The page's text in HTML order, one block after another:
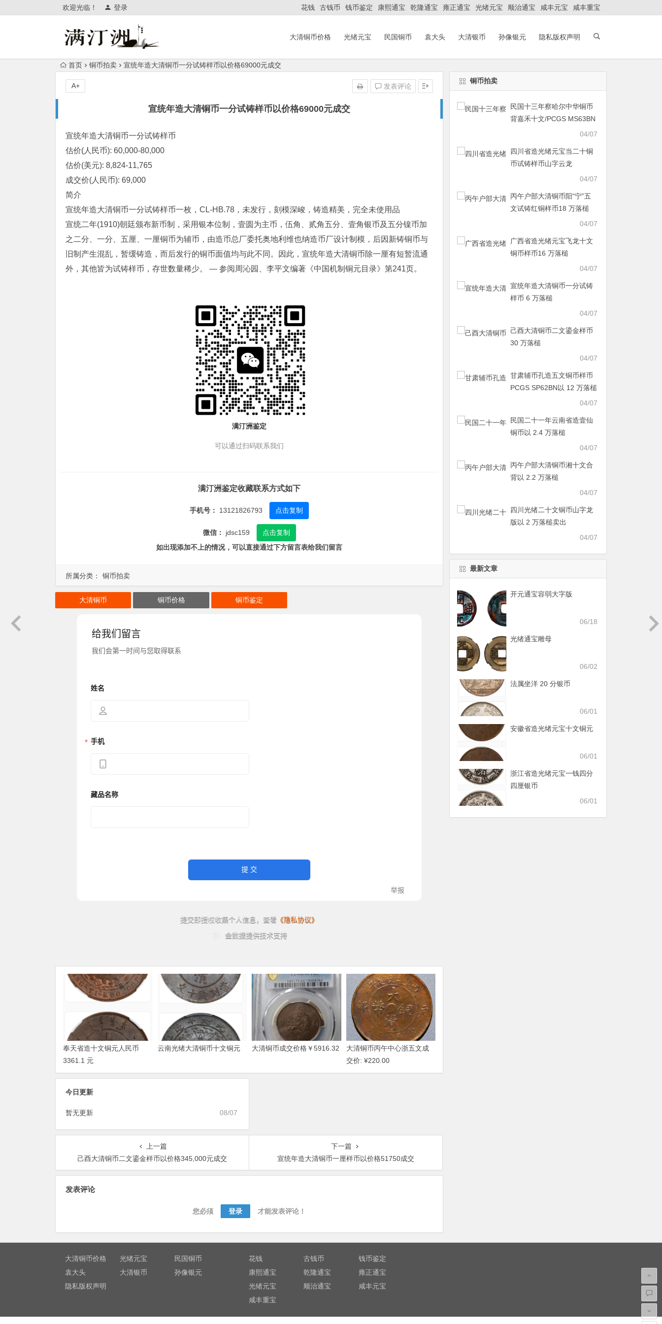
欢迎光临！ 登录 花钱 古钱币 钱币鉴定 康熙通宝 乾隆通宝 雍正通宝 光绪元宝 顺治通宝 咸丰元宝 咸丰重宝
大清铜币价格 光绪元宝 民国铜币 袁大头 大清银币 孙像银元 隐私版权声明
首页 铜币拍卖 宣统年造大清铜币一分试铸样币以价格69000元成交
宣统年造大清铜币一分试铸样币以价格69000元成交
发表评论
A+
所属分类： 铜币拍卖
宣统年造大清铜币一分试铸样币
估价(人民币): 60,000-80,000
估价(美元): 8,824-11,765
成交价(人民币): 69,000
简介
宣统年造大清铜币一分试铸样币一枚，CL-HB.78，未发行，刻模深峻，铸造精美，完全未使用品
宣统二年(1910)朝廷颁布新币制，采用银本位制，壹圆为主币，伍角、贰角五分、壹角银币及五分镍币加
之二分、一分、五厘、一厘铜币为辅币，由造币总厂委托奥地利维也纳造币厂设计制模，后因新铸铜币与
旧制产生混乱，暂缓铸造，而后发行的铜币面值均与此不同。因此，宣统年造大清铜币除一厘有短暂流通
外，其他皆为试铸样币，存世数量稀少。 — 参阅周沁园、李平文编著《中国机制铜元目录》第241页。
满汀洲鉴定
可以通过扫码联系我们
满汀洲鉴定收藏联系方式如下
手机号： 13121826793 点击复制
微信： jdsc159
点击复制
如出现添加不上的情况，可以直接通过下方留言表给我们留言
大清铜币 铜币价格 铜币鉴定
奉天省造十文铜元人民币
3361.1 元
云南光绪大清铜币十文铜元 大清铜币成交价格￥5916.32
大清铜币丙午中心浙五文成
交价: ¥220.00
今日更新
08/07
暂无更新
上一篇
己酉大清铜币二文鎏金样币以价格345,000元成交
下一篇
宣统年造大清铜币一厘样币以价格51750成交
发表评论
您必须 登录 才能发表评论！
铜币拍卖
民国十三年察哈尔中华铜币
背嘉禾十文/PCGS MS63BN
04/07
四川省造光绪元宝当二十铜
币试铸样币山字云龙
04/07
丙午户部大清铜币阳“宁”五
文试铸红铜样币18 万落槌
04/07
广西省造光绪元宝飞龙十文
铜币样币16 万落槌
04/07
宣统年造大清铜币一分试铸
样币 6 万落槌
04/07
己酉大清铜币二文鎏金样币
30 万落槌
04/07
甘肃辅币孔造五文铜币样币
PCGS SP62BN以 12 万落槌
04/07
民国二十一年云南省造壹仙
铜币以 2.4 万落槌
04/07
丙午户部大清铜币湘十文合
背以 2.2 万落槌
04/07
四川光绪二十文铜币山字龙
版以 2 万落槌卖出
04/07
最新文章
开元通宝容弱大字版
06/18
光绪通宝雕母
06/02
法属坐洋 20 分银币
06/01
安徽省造光绪元宝十文铜元
06/01
浙江省造光绪元宝一钱四分
四厘银币
06/01
大清铜币价格 光绪元宝
民国铜币
袁大头
大清银币
孙像银元
隐私版权声明
花钱 古钱币
钱币鉴定
康熙通宝
乾隆通宝
雍正通宝
光绪元宝
顺治通宝
咸丰元宝
咸丰重宝